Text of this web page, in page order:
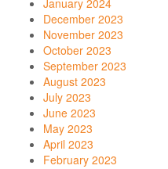
January 2024
December 2023
November 2023
October 2023
September 2023
August 2023
July 2023
June 2023
May 2023
April 2023
February 2023